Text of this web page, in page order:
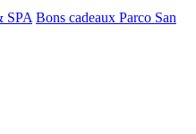
SPA Bons cadeaux Parco San